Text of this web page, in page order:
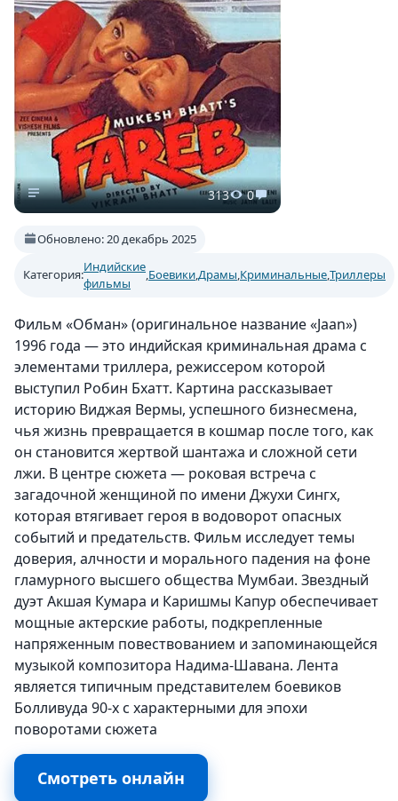
313 0
Обновлено: 20 декабрь 2025
Категория:
Индийские
фильмы
,Боевики,Драмы,Криминальные,Триллеры
Фильм «Обман» (оригинальное название «Jaan»)
1996 года — это индийская криминальная драма с
элементами триллера, режиссером которой
выступил Робин Бхатт. Картина рассказывает
историю Виджая Вермы, успешного бизнесмена,
чья жизнь превращается в кошмар после того, как
он становится жертвой шантажа и сложной сети
лжи. В центре сюжета — роковая встреча с
загадочной женщиной по имени Джухи Сингх,
которая втягивает героя в водоворот опасных
событий и предательств. Фильм исследует темы
доверия, алчности и морального падения на фоне
гламурного высшего общества Мумбаи. Звездный
дуэт Акшая Кумара и Каришмы Капур обеспечивает
мощные актерские работы, подкрепленные
напряженным повествованием и запоминающейся
музыкой композитора Надима-Шавана. Лента
является типичным представителем боевиков
Болливуда 90-х с характерными для эпохи
поворотами сюжета
Смотреть онлайн